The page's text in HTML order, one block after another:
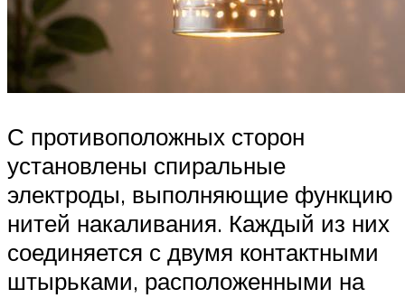
С противоположных сторон
установлены спиральные
электроды, выполняющие функцию
нитей накаливания. Каждый из них
соединяется с двумя контактными
штырьками, расположенными на